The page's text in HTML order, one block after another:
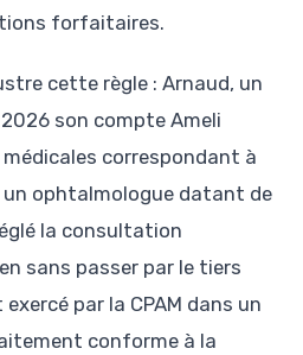
forfaitaires.
cette règle : Arnaud, un
son compte Ameli
correspondant à
ophtalmologue datant de
la consultation
sans passer par le tiers
par la CPAM dans un
conforme à la